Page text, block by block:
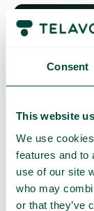
Consent
This website
We use
features and to
use of our site
who may
or that they’ve
Daily cost
Med Daily Cost
dina dagliga
Den dagliga
förutbestämt